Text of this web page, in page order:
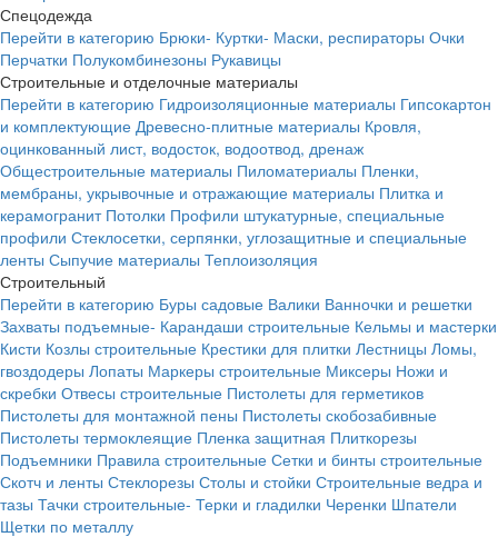
Спецодежда
Перейти в категорию Брюки- Куртки- Маски, респираторы Очки
Перчатки Полукомбинезоны Рукавицы
Строительные и отделочные материалы
Перейти в категорию Гидроизоляционные материалы Гипсокартон
и комплектующие Древесно-плитные материалы Кровля,
оцинкованный лист, водосток, водоотвод, дренаж
Общестроительные материалы Пиломатериалы Пленки,
мембраны, укрывочные и отражающие материалы Плитка и
керамогранит Потолки Профили штукатурные, специальные
профили Стеклосетки, серпянки, углозащитные и специальные
ленты Сыпучие материалы Теплоизоляция
Строительный
Перейти в категорию Буры садовые Валики Ванночки и решетки
Захваты подъемные- Карандаши строительные Кельмы и мастерки
Кисти Козлы строительные Крестики для плитки Лестницы Ломы,
гвоздодеры Лопаты Маркеры строительные Миксеры Ножи и
скребки Отвесы строительные Пистолеты для герметиков
Пистолеты для монтажной пены Пистолеты скобозабивные
Пистолеты термоклеящие Пленка защитная Плиткорезы
Подъемники Правила строительные Сетки и бинты строительные
Скотч и ленты Стеклорезы Столы и стойки Строительные ведра и
тазы Тачки строительные- Терки и гладилки Черенки Шпатели
Щетки по металлу